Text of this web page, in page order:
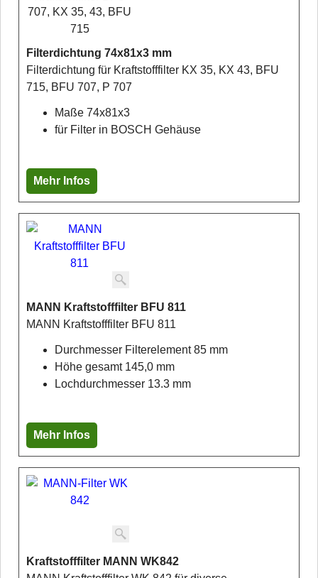
Filterdichtung 74x81x3 mm
Filterdichtung für Kraftstofffilter KX 35, KX 43, BFU
715, BFU 707, P 707
Maße 74x81x3
für Filter in BOSCH Gehäuse
Mehr Infos
MANN Kraftstofffilter BFU 811
MANN Kraftstofffilter BFU 811
Durchmesser Filterelement 85 mm
Höhe gesamt 145,0 mm
Lochdurchmesser 13.3 mm
Mehr Infos
Kraftstofffilter MANN WK842